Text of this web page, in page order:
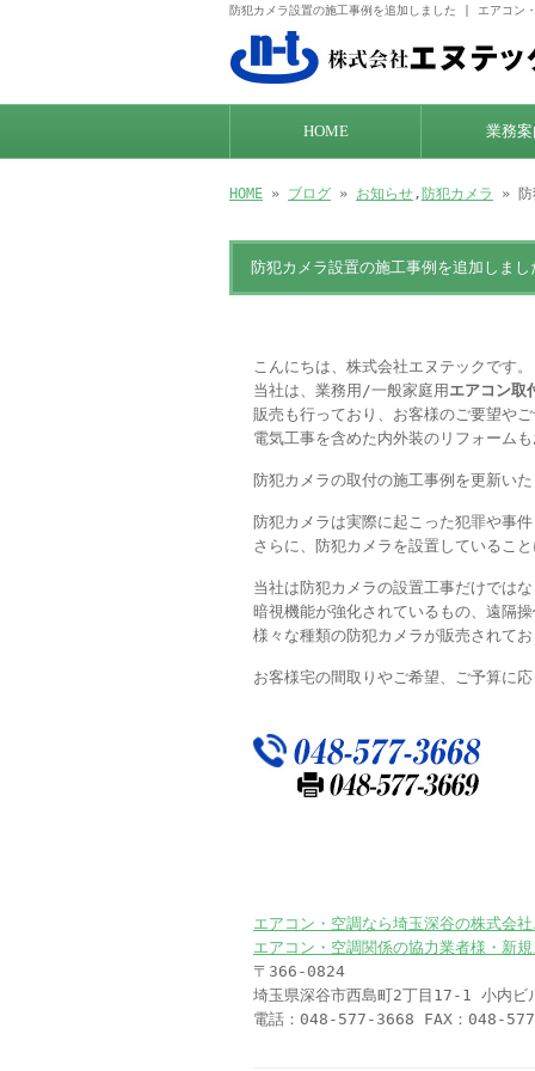
防犯カメラ設置の施工事例を追加しました | エアコン
HOME 業務案
HOME » ブログ » お知らせ, 防犯カメラ » 防
防犯カメラ設置の施工事例を追加しまし
こんにちは、株式会社エヌテックです。
当社は、業務用/一般家庭用 エアコン取
販売も行っており、お客様のご要望や
電気工事を含めた内外装のリフォームも
防犯カメラの取付の施工事例を更新い
防犯カメラは実際に起こった犯罪や事
さらに、防犯カメラを設置しているこ
当社は防犯カメラの設置工事だけでは
暗視機能が強化されているもの、遠隔
様々な種類の防犯カメラが販売されてお
お客様宅の間取りやご希望、ご予算に
エアコン・空調なら埼玉深谷の株式会
エアコン・空調関係の協力業者様・新
〒366-0824
埼玉県深谷市西島町2丁目17-1 小内ビ
電話：048-577-3668 FAX：048-